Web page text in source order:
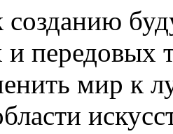
созданию
и передовых
мир к